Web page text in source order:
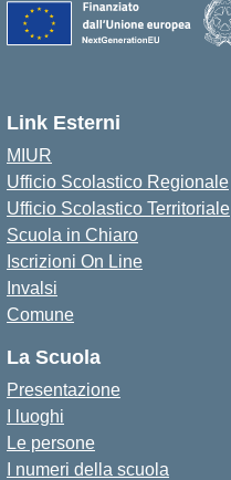
Link Esterni
MIUR
Ufficio Scolastico Regionale
Ufficio Scolastico Territoriale
Scuola in Chiaro
Iscrizioni On Line
Invalsi
Comune
La Scuola
Presentazione
I luoghi
Le persone
I numeri della scuola